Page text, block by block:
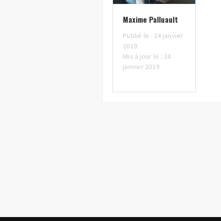
Maxime Palluault
Publié le : 24 janvier
2019
Mis à jour le : 24
janvier 2019